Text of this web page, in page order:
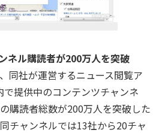
ル購読者が200万人を突破
同社が運営するニュース閲覧ア
提供中のコンテンツチャンネ
購読者総数が200万人を突破した
チャンネルでは13社から20チャ